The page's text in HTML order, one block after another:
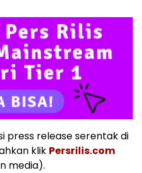
press release serentak di
klik Persrilis.com
media).